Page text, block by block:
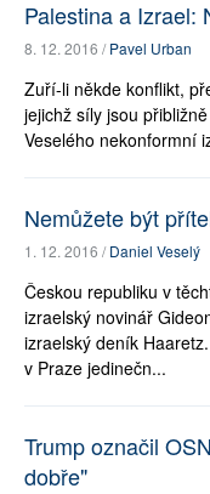
Palestina a Izrael:
8. 12. 2016 /Pavel Urban
Zuří-li někde konflikt,
jejichž síly jsou
Veselého nekonformní
Nemůžete být
1. 12. 2016 /Daniel Veselý
Českou republiku v
izraelský novinář
izraelský deník
v Praze jedinečn...
Trump označil
dobře"